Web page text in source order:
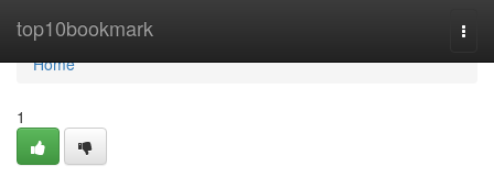
top10bookmark
Home
Home
1